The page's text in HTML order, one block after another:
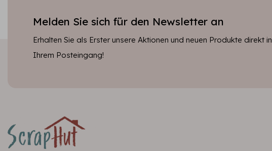
Melden Sie sich für den Newsletter an
Erhalten Sie als Erster unsere Aktionen und neuen Produkte direkt in
Ihrem Posteingang!